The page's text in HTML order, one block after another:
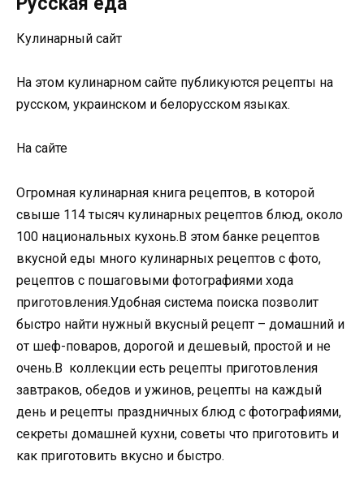
Кулинарный сайт
На этом кулинарном сайте публикуются рецепты на
русском, украинском и белорусском языках.
На сайте
Огромная кулинарная книга рецептов, в которой
свыше 114 тысяч кулинарных рецептов блюд, около
100 национальных кухонь.В этом банке рецептов
вкусной еды много кулинарных рецептов с фото,
рецептов с пошаговыми фотографиями хода
приготовления.Удобная система поиска позволит
быстро найти нужный вкусный рецепт – домашний и
от шеф-поваров, дорогой и дешевый, простой и не
очень.В коллекции есть рецепты приготовления
завтраков, обедов и ужинов, рецепты на каждый
день и рецепты праздничных блюд с фотографиями,
секреты домашней кухни, советы что приготовить и
как приготовить вкусно и быстро.